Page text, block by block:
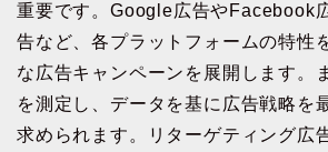
重要です。Google広告やFacebook
告など、各プラットフォームの特性
な広告キャンペーンを展開します。
を測定し、データを基に広告戦略を
求められます。リターゲティング広